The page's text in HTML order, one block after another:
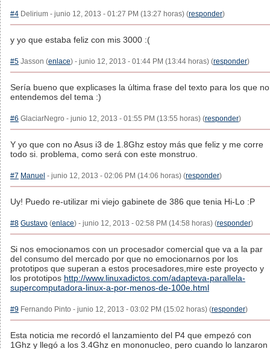
#4 Delirium - junio 12, 2013 - 01:27 PM (13:27 horas) (responder)
y yo que estaba feliz con mis 3000 :(
#5 Jasson (enlace) - junio 12, 2013 - 01:44 PM (13:44 horas) (responder)
Sería bueno que explicases la última frase del texto para los que no
entendemos del tema :)
#6 GlaciarNegro - junio 12, 2013 - 01:55 PM (13:55 horas) (responder)
Y yo que con no Asus i3 de 1.8Ghz estoy más que feliz y me corre
todo si. problema, como será con este monstruo.
#7 Manuel - junio 12, 2013 - 02:06 PM (14:06 horas) (responder)
Uy! Puedo re-utilizar mi viejo gabinete de 386 que tenia Hi-Lo :P
#8 Gustavo (enlace) - junio 12, 2013 - 02:58 PM (14:58 horas) (responder)
Si nos emocionamos con un procesador comercial que va a la par
del consumo del mercado por que no emocionarnos por los
prototipos que superan a estos procesadores,mire este proyecto y
los prototipos http://www.linuxadictos.com/adapteva-parallela-
supercomputadora-linux-a-por-menos-de-100e.html
#9 Fernando Pinto - junio 12, 2013 - 03:02 PM (15:02 horas) (responder)
Esta noticia me recordó el lanzamiento del P4 que empezó con
1Ghz y llegó a los 3.4Ghz en mononucleo, pero cuando lo lanzaron